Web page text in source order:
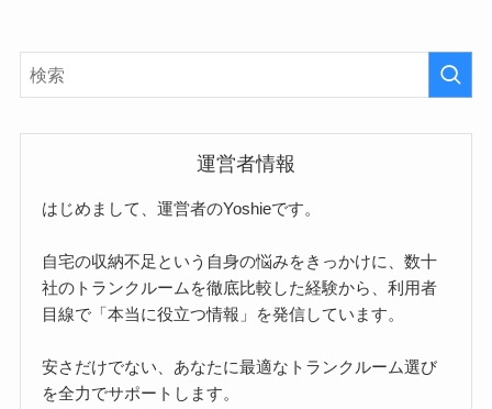
運営者情報
はじめまして、運営者のYoshieです。
自宅の収納不足という自身の悩みをきっかけに、数十
社のトランクルームを徹底比較した経験から、利用者
目線で「本当に役立つ情報」を発信しています。
安さだけでない、あなたに最適なトランクルーム選び
を全力でサポートします。